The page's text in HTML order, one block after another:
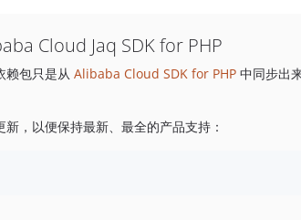
Cloud Jaq SDK for PHP
赖包只是从 Alibaba Cloud SDK for PHP 中同步出
新，以便保持最新、最全的产品支持：